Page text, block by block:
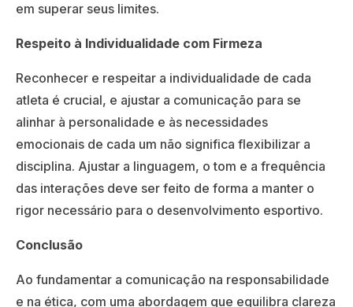
em superar seus limites.
Respeito à Individualidade com Firmeza
Reconhecer e respeitar a individualidade de cada
atleta é crucial, e ajustar a comunicação para se
alinhar à personalidade e às necessidades
emocionais de cada um não significa flexibilizar a
disciplina. Ajustar a linguagem, o tom e a frequência
das interações deve ser feito de forma a manter o
rigor necessário para o desenvolvimento esportivo.
Conclusão
Ao fundamentar a comunicação na responsabilidade
e na ética, com uma abordagem que equilibra clareza